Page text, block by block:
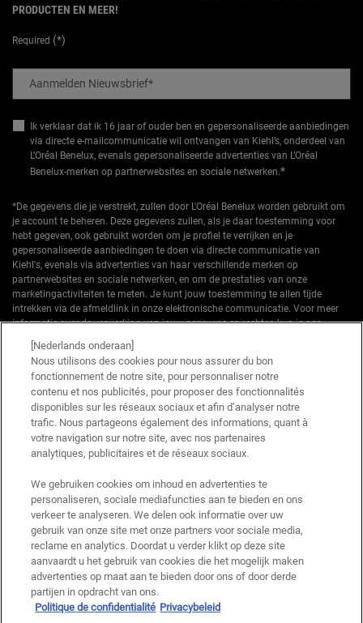
PRODUCTEN EN MEER!
Required (*)
Aanmelden Nieuwsbrief*
Ik verklaar dat ik 16 jaar of ouder ben en gepersonaliseerde aanbiedingen
via directe e-mailcommunicatie wil ontvangen van Kiehl’s, onderdeel van
L’Oréal Benelux, evenals gepersonaliseerde advertenties van L’Oréal
Benelux-merken op partnerwebsites en sociale netwerken.*
*De gegevens die je verstrekt, zullen door L'Oréal Benelux worden gebruikt om
je account te beheren. Deze gegevens zullen, als je daar toestemming voor
hebt gegeven, ook gebruikt worden om je profiel te verrijken en je
gepersonaliseerde aanbiedingen te doen via directe communicatie van
Kiehl's, evenals via advertenties van haar verschillende merken op
partnerwebsites en sociale netwerken, en om de prestaties van onze
marketingactiviteiten te meten. Je kunt jouw toestemming te allen tijde
intrekken via de afmeldlink in onze elektronische communicatie. Voor meer
informatie over de verwerking van jouw gegevens en rechten kun je ons
privacybeleid
*Welkomstaanbieding geldig voor een eerste bestelling. Niet cumuleerbaar
met andere aanbiedingen of promoties, maar wel cumuleerbaar met «
Cadeau bij aankoop » aanbiedingen. Beperkt tot één keer te gebruiken per
klant. Niet geldig op limited editions en bundels.
Deze site wordt beschermd door Cloudflare en het privacybeleid en de
gebruiksvoorwaarden zijn van toepassing.
AANMELDEN
Fabrikantinformatie
KIEHL'S
[Nederlands onderaan]
Nous utilisons des cookies pour nous assurer du bon
fonctionnement de notre site, pour personnaliser notre
contenu et nos publicités, pour proposer des fonctionnalités
disponibles sur les réseaux sociaux et afin d’analyser notre
trafic. Nous partageons également des informations, quant à
votre navigation sur notre site, avec nos partenaires
analytiques, publicitaires et de réseaux sociaux.
We gebruiken cookies om inhoud en advertenties te
personaliseren, sociale mediafuncties aan te bieden en ons
verkeer te analyseren. We delen ook informatie over uw
gebruik van onze site met onze partners voor sociale media,
reclame en analytics. Doordat u verder klikt op deze site
aanvaardt u het gebruik van cookies die het mogelijk maken
advertenties op maat aan te bieden door ons of door derde
partijen in opdracht van ons.
Politique de confidentialité Privacybeleid